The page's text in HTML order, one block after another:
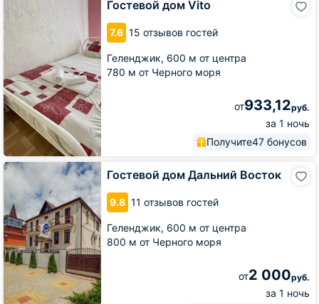
Гостевой дом Vito
7.6 15 отзывов гостей
Геленджик, 600 м от центра
780 м от Черного моря
от933,12руб.
за 1 ночь
Получите47 бонусов
дом
Vito
Гостевой дом Дальний Восток
9.8 11 отзывов гостей
Геленджик, 600 м от центра
800 м от Черного моря
от2 000руб.
за 1 ночь
Гостевой
Дальний
Восток